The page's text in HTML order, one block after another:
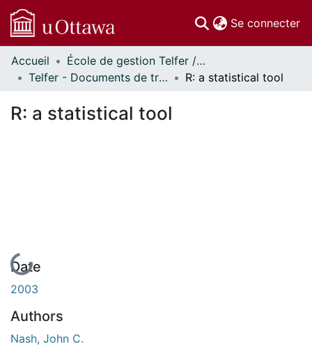
Se connecter
Communautés
et collections
Statistiques
Accueil
École de gestion Telfer // Telfer School of Management
Telfer - Documents de travail // Telfer - Working Papers
R: a statistical tool
R: a statistical tool
En cours de chargement...
Date
2003
Authors
Nash, John C.